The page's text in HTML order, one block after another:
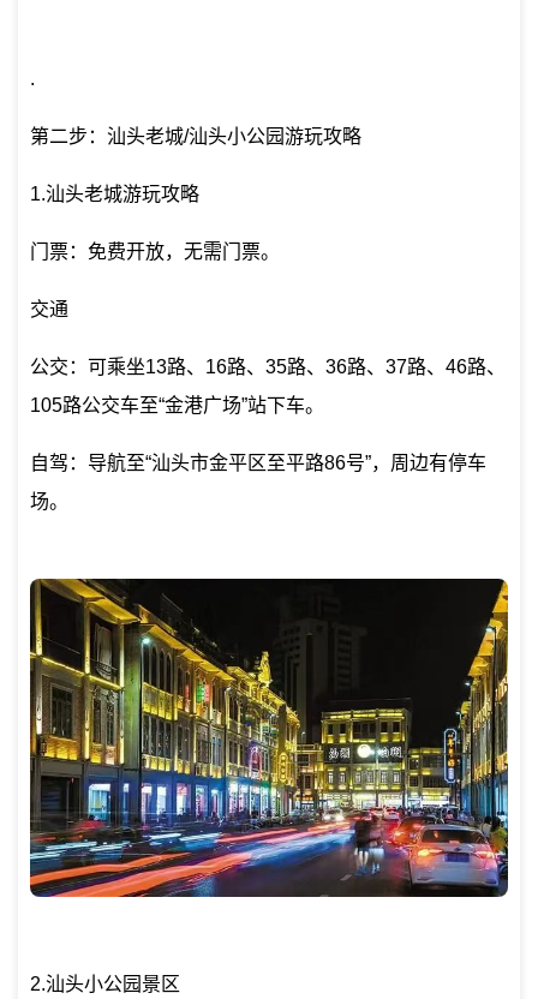
.
第二步：汕头老城/汕头小公园游玩攻略
1.汕头老城游玩攻略
门票：免费开放，无需门票。
交通
公交：可乘坐13路、16路、35路、36路、37路、46路、
105路公交车至“金港广场”站下车。
自驾：导航至“汕头市金平区至平路86号”，周边有停车
场。
2.汕头小公园景区